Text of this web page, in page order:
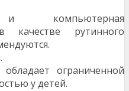
и компьютерная
рутинного
ограниченной
у детей.